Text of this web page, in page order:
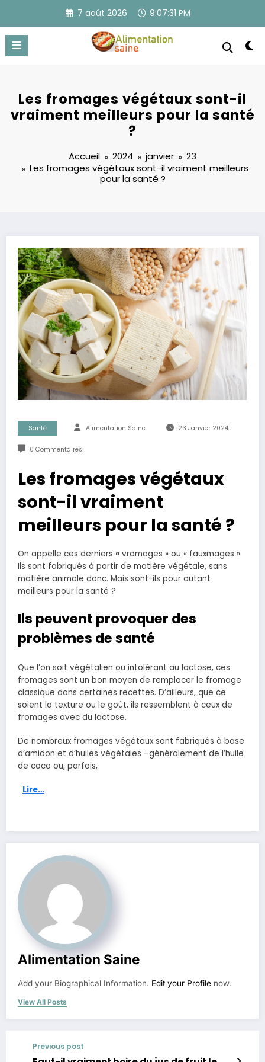
contenu
7 août 2026 9:07:31 PM
Les fromages végétaux sont-il
vraiment meilleurs pour la santé
?
Accueil 2024 janvier
23
Les fromages végétaux sont-il vraiment meilleurs
pour la santé ?
Santé Alimentation Saine 23 Janvier 2024
0 Commentaires
Les fromages végétaux
sont-il vraiment
meilleurs pour la santé ?
On appelle ces derniers « vromages » ou « fauxmages ».
Ils sont fabriqués à partir de matière végétale, sans
matière animale donc. Mais sont-ils pour autant
meilleurs pour la santé ?
Ils peuvent provoquer des
problèmes de santé
Que l’on soit végétalien ou intolérant au lactose, ces
fromages sont un bon moyen de remplacer le fromage
classique dans certaines recettes. D’ailleurs, que ce
soient la texture ou le goût, ils ressemblent à ceux de
fromages avec du lactose.
De nombreux fromages végétaux sont fabriqués à base
d’amidon et d’huiles végétales –généralement de l’huile
de coco ou, parfois,
Lire…
Alimentation Saine
Add your Biographical Information. Edit your Profile now.
View All Posts
Previous post